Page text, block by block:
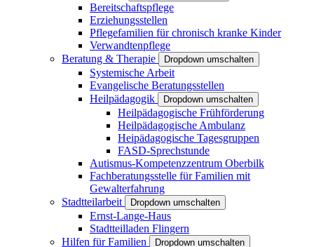
Bereitschaftspflege
Erziehungsstellen
Pflegefamilien für chronisch kranke Kinder
Verwandtenpflege
Beratung & Therapie
Dropdown umschalten
Systemische Arbeit
Evangelische Beratungsstellen
Heilpädagogik
Dropdown umschalten
Heilpädagogische Frühförderung
Heilpädagogische Ambulanz
Heipädagogische Tagesgruppen
FASD-Sprechstunde
Autismus-Kompetenzzentrum Oberbilk
Fachberatungsstelle für Familien mit
Gewalterfahrung
Stadtteilarbeit
Dropdown umschalten
Ernst-Lange-Haus
Stadtteilladen Flingern
Hilfen für Familien
Dropdown umschalten